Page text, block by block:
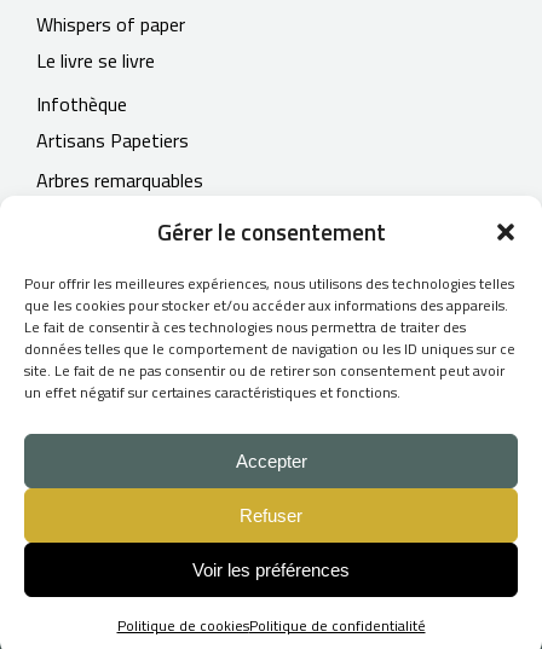
Gérer le consentement
Pour offrir les meilleures expériences, nous utilisons des technologies telles
que les cookies pour stocker et/ou accéder aux informations des appareils.
Le fait de consentir à ces technologies nous permettra de traiter des
données telles que le comportement de navigation ou les ID uniques sur ce
site. Le fait de ne pas consentir ou de retirer son consentement peut avoir
un effet négatif sur certaines caractéristiques et fonctions.
Accepter
Refuser
Voir les préférences
Politique de cookiesPolitique de confidentialité
Whispers of paper
Le livre se livre
Infothèque
Artisans Papetiers
Arbres remarquables
© 2026
L'Atelier du Papetier
- Tous droits réservés -
CGV
Mentions légales
Skill Design